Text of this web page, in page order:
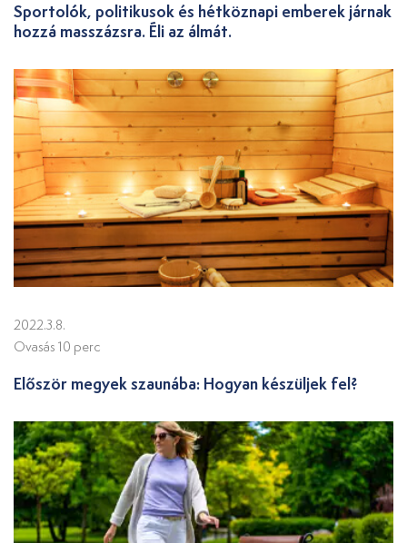
Sportolók, politikusok és hétköznapi emberek járnak
hozzá masszázsra. Éli az álmát.
2022.3.8.
Ovasás 10 perc
Először megyek szaunába: Hogyan készüljek fel?